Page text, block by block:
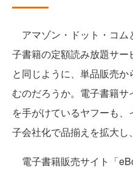
アマゾン・ドット・コム
子書籍の定額読み放題サ
と同じように、単品販売
むのだろうか。電子書籍サ
を手がけているヤフーも
子会社化で品揃えを拡大し
電子書籍販売サイト「